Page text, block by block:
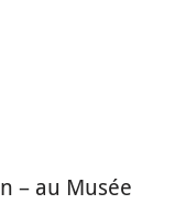
LinkedIn
page sur Google
cette page par
– au Musée